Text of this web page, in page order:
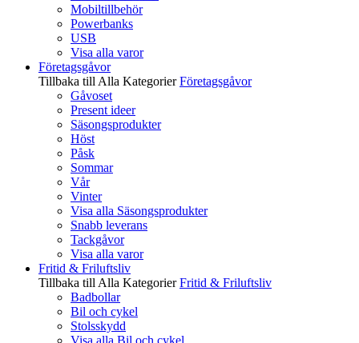
Mobiltillbehör
Powerbanks
USB
Visa alla varor
Företagsgåvor
Tillbaka till Alla Kategorier Företagsgåvor
Gåvoset
Present ideer
Säsongsprodukter
Höst
Påsk
Sommar
Vår
Vinter
Visa alla Säsongsprodukter
Snabb leverans
Tackgåvor
Visa alla varor
Fritid & Friluftsliv
Tillbaka till Alla Kategorier Fritid & Friluftsliv
Badbollar
Bil och cykel
Stolsskydd
Visa alla Bil och cykel